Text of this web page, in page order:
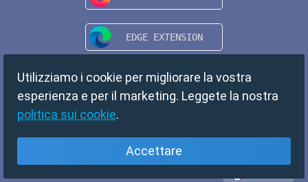
Utilizziamo i cookie per migliorare la vostra
esperienza e per il marketing. Leggete la nostra
politica sui cookie.
Accettare